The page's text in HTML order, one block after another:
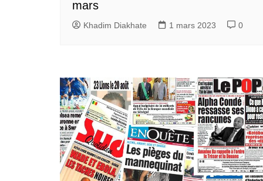
mars
Khadim Diakhate 1 mars 2023 0